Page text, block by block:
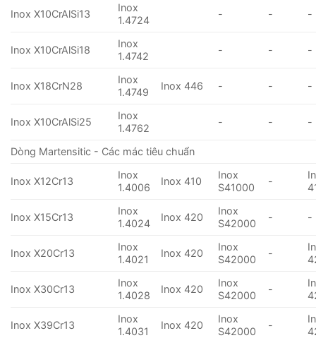
Inox X10CrAlSi13
Inox
1.4724
- - -
Inox X10CrAlSi18
Inox
1.4742
- - -
Inox X18CrN28
Inox
1.4749
Inox 446 - - -
Inox X10CrAlSi25
Inox
1.4762
- - -
Dòng Martensitic - Các mác tiêu chuẩn
Inox X12Cr13
Inox
1.4006
Inox 410
Inox
S41000
-
Inox X15Cr13
Inox
1.4024
Inox 420
Inox
S42000
- -
Inox X20Cr13
Inox
1.4021
Inox 420
Inox
S42000
-
Inox X30Cr13
Inox
1.4028
Inox 420
Inox
S42000
-
Inox X39Cr13
Inox
1.4031
Inox 420
Inox
S42000
-